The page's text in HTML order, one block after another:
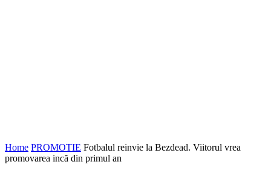
Home PROMOTIE Fotbalul reinvie la Bezdead. Viitorul vrea
promovarea incă din primul an